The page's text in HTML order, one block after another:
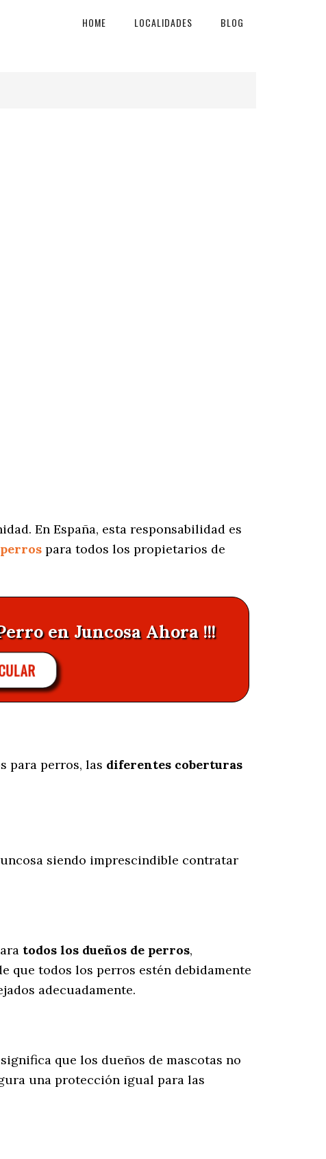
HOME LOCALIDADES BLOG
En España, esta responsabilidad es
para todos los propietarios de
en Juncosa Ahora !!!
para perros, las diferentes coberturas
siendo imprescindible contratar
todos los dueños de perros,
que todos los perros estén debidamente
adecuadamente.
que los dueños de mascotas no
una protección igual para las